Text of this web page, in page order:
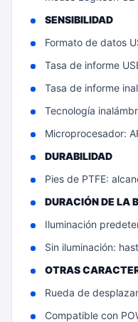
SENSIBILIDAD
Formato de datos
Tasa de informe
Tasa de informe
Tecnología
Microprocesador:
DURABILIDAD
Pies de PTFE:
DURACIÓN DE LA
Iluminación
Sin iluminación:
OTRAS
Rueda de
Compatible con